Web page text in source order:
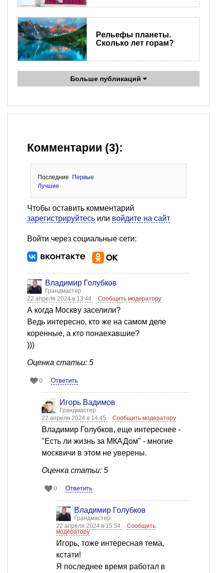
Рельефы планеты.
Сколько лет горам?
Больше публикаций
Комментарии (3):
Последние
Первые
Лучшие
Чтобы оставить комментарий
зарегистрируйтесь или войдите на сайт
Войти через социальные сети:
Владимир Голубков
Грандмастер
22 апреля 2024 в 13:44
Сообщить модератору
А когда Москву заселили?
Ведь интересно, кто же на самом деле
коренные, а кто понаехавшие?
)))
Оценка статьи: 5
0 Ответить
Игорь Вадимов
Грандмастер
22 апреля 2024 в 14:45
Сообщить модератору
Владимир Голубков, еще интереснее -
"Есть ли жизнь за МКАДом" - многие
москвичи в этом не уверены.
Оценка статьи: 5
0 Ответить
Владимир Голубков
Грандмастер
22 апреля 2024 в 15:54
Сообщить
модератору
Игорь, тоже интересная тема,
кстати!
Я последнее время работал в